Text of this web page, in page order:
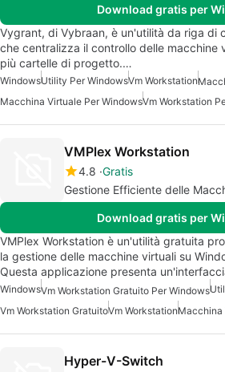
Download gratis per
Vygrant, di Vybraan, è un'utilità da riga di
che centralizza il controllo delle macchine
più cartelle di progetto.…
WindowsUtility Per WindowsVm Workstation
Macchina Virtuale Per WindowsVm Workstation
VMPlex Workstation
4.8 Gratis
Gestione Efficiente delle
Download gratis per
VMPlex Workstation è un'utilità gratuita
la gestione delle macchine virtuali su
Questa applicazione presenta
WindowsVm Workstation Gratuito Per Windows
Vm Workstation GratuitoVm WorkstationMacchina
Hyper-V-Switch